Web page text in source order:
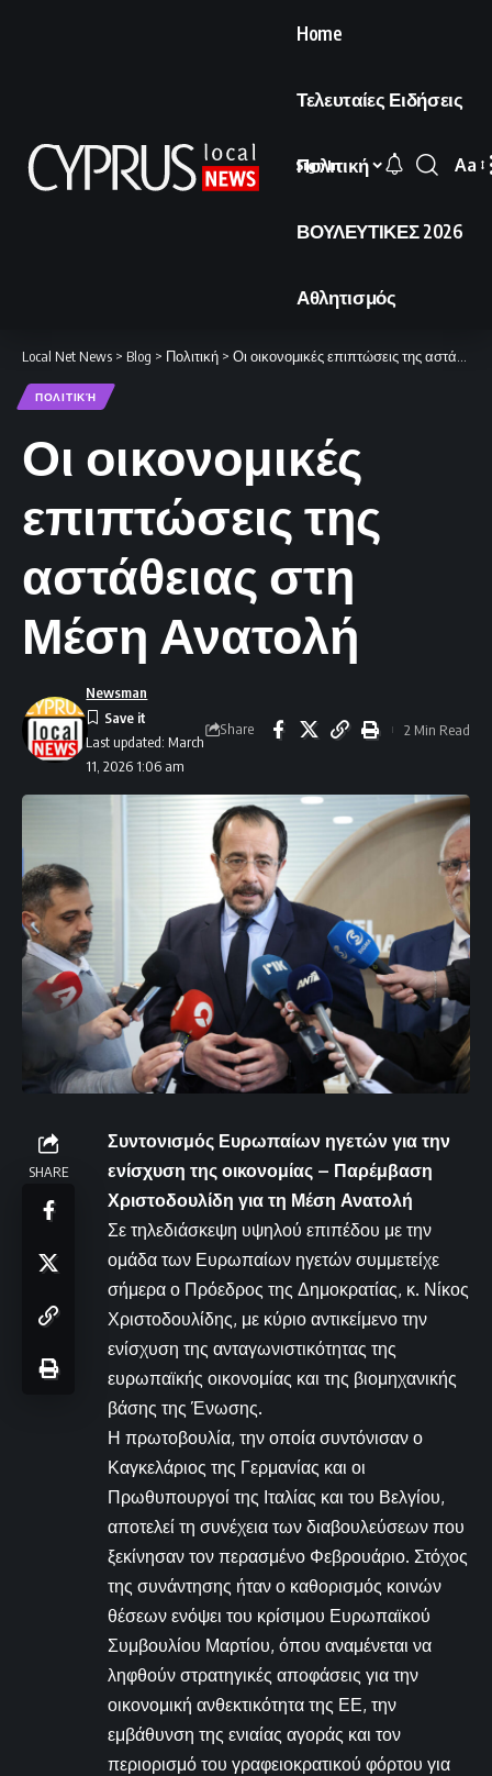
Home
Τελευταίες Ειδήσεις
Πολιτική
ΒΟΥΛΕΥΤΙΚΕΣ 2026
Αθλητισμός
Sign In
Font
Aa
Local Net News > Blog > Πολιτική > Οι οικονομικές επιπτώσεις της αστάθειας στη Μέση Ανατολή
ΠΟΛΙΤΙΚΉ
Οι οικονομικές
επιπτώσεις της
αστάθειας στη
Μέση Ανατολή
Last updated: March
11, 2026 1:06 am
Newsman
Share 2 Min Read
SHARE
Συντονισμός Ευρωπαίων ηγετών για την
ενίσχυση της οικονομίας – Παρέμβαση
Χριστοδουλίδη για τη Μέση Ανατολή
Σε τηλεδιάσκεψη υψηλού επιπέδου με την
ομάδα των Ευρωπαίων ηγετών συμμετείχε
σήμερα ο Πρόεδρος της Δημοκρατίας, κ. Νίκος
Χριστοδουλίδης, με κύριο αντικείμενο την
ενίσχυση της ανταγωνιστικότητας της
ευρωπαϊκής οικονομίας και της βιομηχανικής
βάσης της Ένωσης.
Η πρωτοβουλία, την οποία συντόνισαν ο
Καγκελάριος της Γερμανίας και οι
Πρωθυπουργοί της Ιταλίας και του Βελγίου,
αποτελεί τη συνέχεια των διαβουλεύσεων που
ξεκίνησαν τον περασμένο Φεβρουάριο. Στόχος
της συνάντησης ήταν ο καθορισμός κοινών
θέσεων ενόψει του κρίσιμου Ευρωπαϊκού
Συμβουλίου Μαρτίου, όπου αναμένεται να
ληφθούν στρατηγικές αποφάσεις για την
οικονομική ανθεκτικότητα της ΕΕ, την
εμβάθυνση της ενιαίας αγοράς και τον
περιορισμό του γραφειοκρατικού φόρτου για